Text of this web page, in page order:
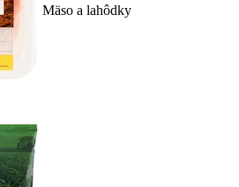
Mäso a lahôdky